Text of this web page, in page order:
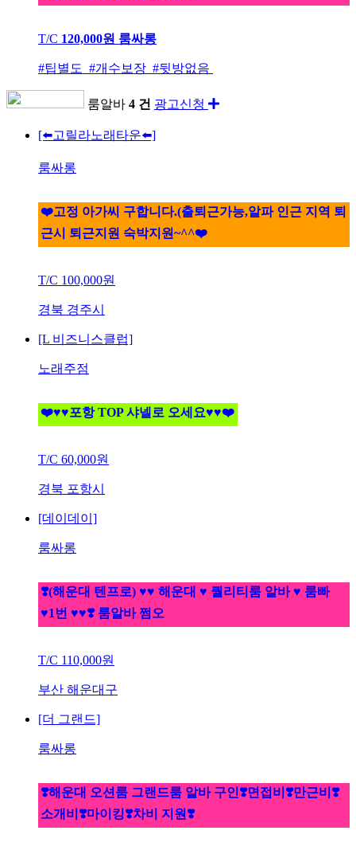
T/C 120,000원 룸싸롱
#팁별도 #개수보장 #뒷방없음
룸알바 4 건 광고신청
[⬅️고릴라노래타운⬅️]
룸싸롱
❤️고정 아가씨 구합니다.(출퇴근가능,알파 인근 지역 퇴
근시 퇴근지원 숙박지원~^^❤️
T/C 100,000원
경북 경주시
[L 비즈니스클럽]
노래주점
❤️♥♥포항 TOP 샤넬로 오세요♥♥❤️
T/C 60,000원
경북 포항시
[데이데이]
룸싸롱
❣️(해운대 텐프로) ♥♥ 해운대 ♥ 퀄리티룸 알바 ♥ 룸빠
♥1번 ♥♥❣️ 룸알바 쩜오
T/C 110,000원
부산 해운대구
[더 그랜드]
룸싸롱
❣️해운대 오션룸 그랜드룸 알바 구인❣️면접비❣️만근비❣️
소개비❣️마이킹❣️차비 지원❣️